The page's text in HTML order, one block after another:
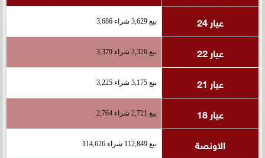
عيار 24
بيع 3,629 شراء 3,686
عيار 22 بيع 3,326 شراء 3,379
عيار 21 بيع 3,175 شراء 3,225
عيار 18 بيع 2,721 شراء 2,764
الاونصة بيع 112,849 شراء 114,626